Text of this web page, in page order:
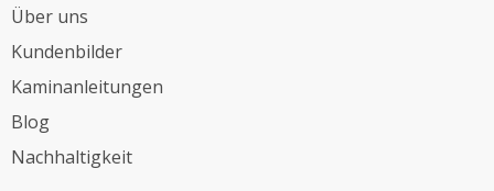
Über uns
Kundenbilder
Kaminanleitungen
Blog
Nachhaltigkeit